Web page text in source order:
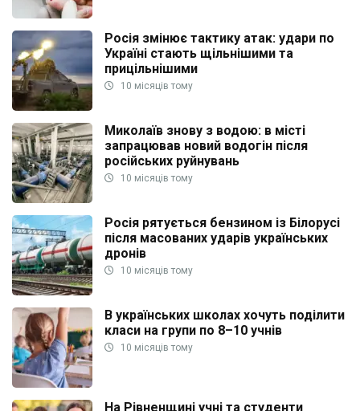
Росія змінює тактику атак: удари по
Україні стають щільнішими та
прицільнішими
10 місяців тому
Миколаїв знову з водою: в місті
запрацював новий водогін після
російських руйнувань
10 місяців тому
Росія рятується бензином із Білорусі
після масованих ударів українських
дронів
10 місяців тому
В українських школах хочуть поділити
класи на групи по 8–10 учнів
10 місяців тому
На Рівненщині учні та студенти